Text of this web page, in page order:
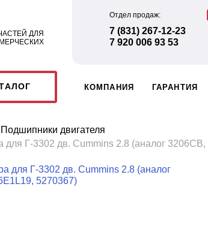
ДЛЯ
Отдел продаж:
7 (831) 267-12-23
7 920 006 93 53
КОМПАНИЯ ГАРАНТИЯ
Подшипники двигателя
Г-3302 дв. Cummins 2.8 (аналог